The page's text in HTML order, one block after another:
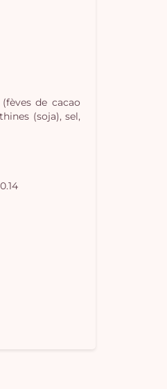
de cacao
(soja), sel,